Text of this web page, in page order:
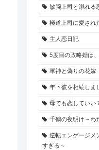
敏腕上司と溺れる
極道上司に愛され
主人恋日記
5度目の政略婚は
軍神と偽りの花嫁
年下彼を相続しま
母でも恋していい
千鶴の夜明け～わ
逆転エンゲージメ
すぎる～